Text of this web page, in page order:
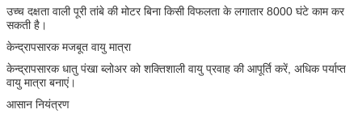
उच्च दक्षता वाली पूरी तांबे की मोटर बिना किसी विफलता के लगातार 8000 घंटे काम कर
सकती है।
केन्द्रापसारक मजबूत वायु मात्रा
केन्द्रापसारक धातु पंखा ब्लोअर को शक्तिशाली वायु प्रवाह की आपूर्ति करें, अधिक पर्याप्त
वायु मात्रा बनाएं।
आसान नियंत्रण